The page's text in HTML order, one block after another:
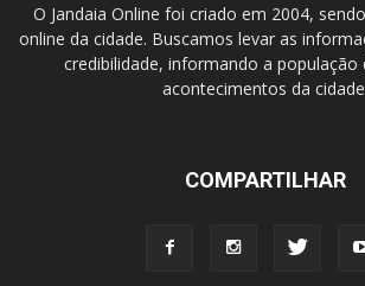
O Jandaia Online foi criado em 2004,
online da cidade. Buscamos levar as
credibilidade, informando a população
acontecimentos da
COMPARTILHAR